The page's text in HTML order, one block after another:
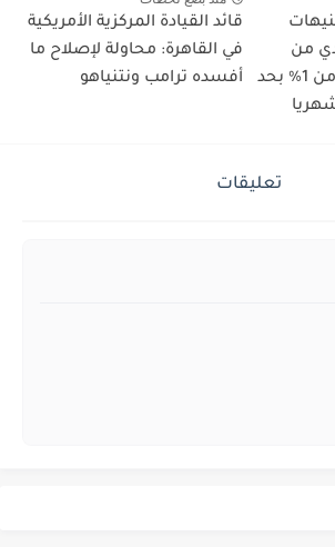
مصر.. 5 جنيهات
من
فودافون كاش بدلاً من 1% بحد
قائد القيادة المركزية الأمريكية
في القاهرة: محاولة لإصلاح ما
أفسده ترامب ونتنياهو
تعليقات